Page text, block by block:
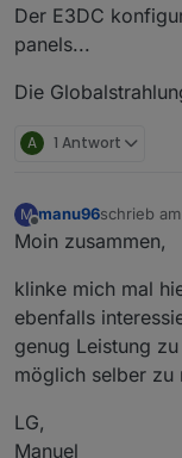
Modbus.txt
View
Der E3DC
panels...
Die
A 1 Antwort
M
Offline
manu96schrieb am
zuletzt
Moin zusammen,
klinke mich mal
ebenfalls
genug Leistung
möglich selber zu
LG,
Manuel